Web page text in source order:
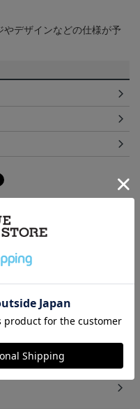
デザインなどの仕様が予
ッズをチェックしたい方
探す